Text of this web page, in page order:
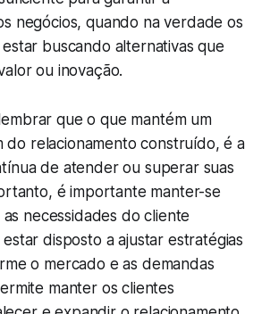
negócios, quando na verdade os
buscando alternativas que
ou inovação.
que o que mantém um
do relacionamento construído, é a
de atender ou superar suas
é importante manter-se
necessidades do cliente
disposto a ajustar estratégias
o mercado e as demandas
manter os clientes